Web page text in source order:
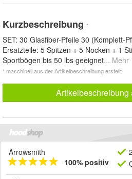
Kurzbeschreibung *
SET: 30 Glasfiber-Pfeile 30 (Komplett-
Ersatzteile: 5 Spitzen + 5 Nocken + 1
Sportbögen bis 50 lbs geeignet... Mehr
* maschinell aus der Artikelbeschreibung erstellt
Artikelbeschreibung
Arrowsmith
100% positiv